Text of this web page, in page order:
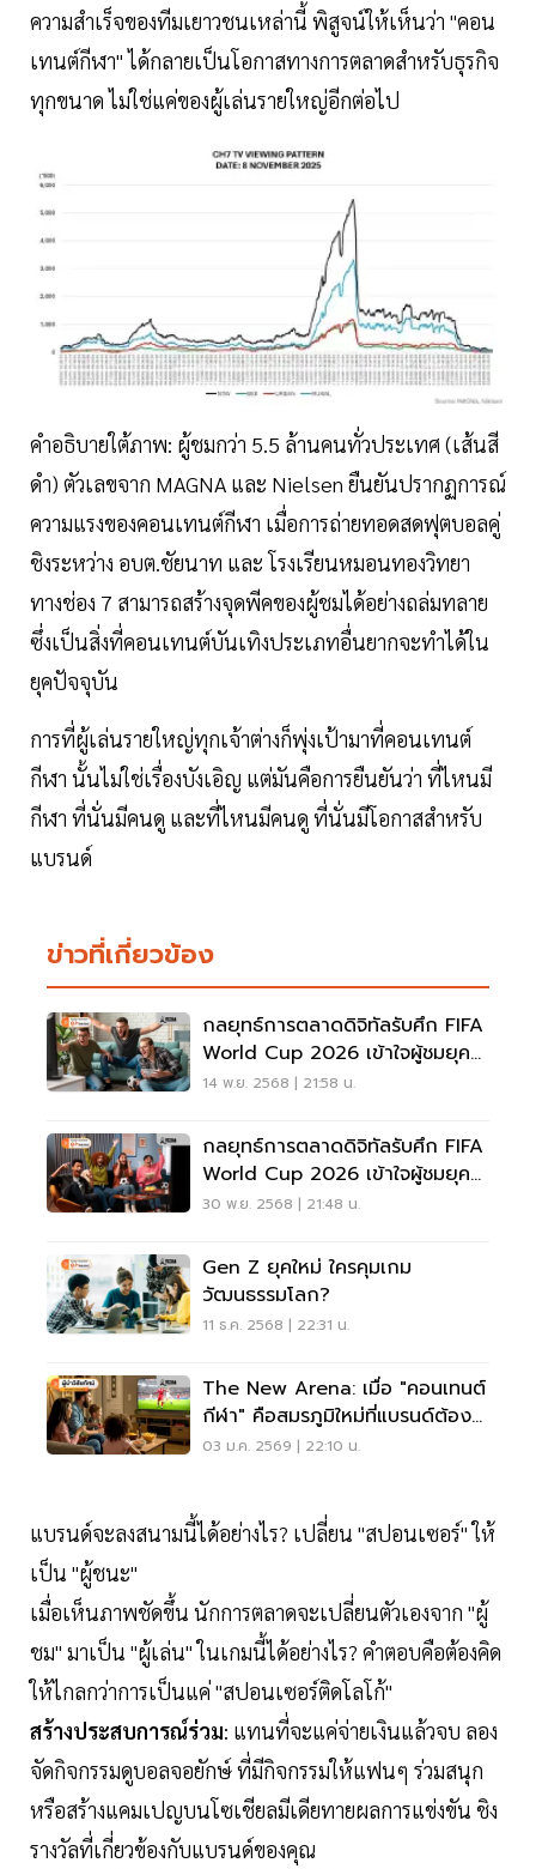
ความสำเร็จของทีมเยาวชนเหล่านี้ พิสูจน์ให้เห็นว่า "คอน
เทนต์กีฬา" ได้กลายเป็นโอกาสทางการตลาดสำหรับธุรกิจ
ทุกขนาด ไม่ใช่แค่ของผู้เล่นรายใหญ่อีกต่อไป
คำอธิบายใต้ภาพ: ผู้ชมกว่า 5.5 ล้านคนทั่วประเทศ (เส้นสี
ดำ) ตัวเลขจาก MAGNA และ Nielsen ยืนยันปรากฏการณ์
ความแรงของคอนเทนต์กีฬา เมื่อการถ่ายทอดสดฟุตบอลคู่
ชิงระหว่าง อบต.ชัยนาท และ โรงเรียนหมอนทองวิทยา
ทางช่อง 7 สามารถสร้างจุดพีคของผู้ชมได้อย่างถล่มทลาย
ซึ่งเป็นสิ่งที่คอนเทนต์บันเทิงประเภทอื่นยากจะทำได้ใน
ยุคปัจจุบัน
การที่ผู้เล่นรายใหญ่ทุกเจ้าต่างก็พุ่งเป้ามาที่คอนเทนต์
กีฬา นั้นไม่ใช่เรื่องบังเอิญ แต่มันคือการยืนยันว่า ที่ไหนมี
กีฬา ที่นั่นมีคนดู และที่ไหนมีคนดู ที่นั่นมีโอกาสสำหรับ
แบรนด์
ข่าวที่เกี่ยวข้อง
กลยุทธ์การตลาดดิจิทัลรับศึก FIFA
World Cup 2026 เข้าใจผู้ชมยุค
ใหม่เพื่อสร้างแบรนด์ให้ปัง (ตอน 1)
14 พ.ย. 2568 | 21:58 น.
กลยุทธ์การตลาดดิจิทัลรับศึก FIFA
World Cup 2026 เข้าใจผู้ชมยุค
ใหม่ เพื่อสร้างแบรนด์ให้ปัง (จบ)
30 พ.ย. 2568 | 21:48 น.
Gen Z ยุคใหม่ ใครคุมเกม
วัฒนธรรมโลก?
11 ธ.ค. 2568 | 22:31 น.
The New Arena: เมื่อ "คอนเทนต์
กีฬา" คือสมรภูมิใหม่ที่แบรนด์ต้อง
ชน
03 ม.ค. 2569 | 22:10 น.
แบรนด์จะลงสนามนี้ได้อย่างไร? เปลี่ยน "สปอนเซอร์" ให้
เป็น "ผู้ชนะ"
เมื่อเห็นภาพชัดขึ้น นักการตลาดจะเปลี่ยนตัวเองจาก "ผู้
ชม" มาเป็น "ผู้เล่น" ในเกมนี้ได้อย่างไร? คำตอบคือต้องคิด
ให้ไกลกว่าการเป็นแค่ "สปอนเซอร์ติดโลโก้"
สร้างประสบการณ์ร่วม: แทนที่จะแค่จ่ายเงินแล้วจบ ลอง
จัดกิจกรรมดูบอลจอยักษ์ ที่มีกิจกรรมให้แฟนๆ ร่วมสนุก
หรือสร้างแคมเปญบนโซเชียลมีเดียทายผลการแข่งขัน ชิง
รางวัลที่เกี่ยวข้องกับแบรนด์ของคุณ